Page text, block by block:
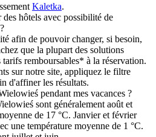
Kaletka.
des hôtels avec possibilité de
afin de pouvoir changer, si besoin,
que la plupart des solutions
remboursables* à la réservation.
sur notre site, appliquez le filtre
d'affiner les résultats.
pendant mes vacances ?
sont généralement août et
de 17 °C. Janvier et février
une température moyenne de 1 °C.